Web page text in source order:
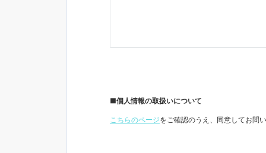
■個人情報の取扱いについて
こちらのページをご確認のうえ、同意してお問